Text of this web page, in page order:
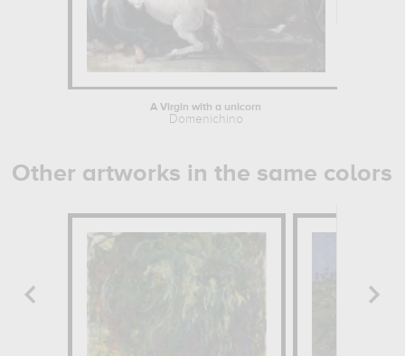
A Virgin with a unicorn
Domenichino
Other artworks in the same colors